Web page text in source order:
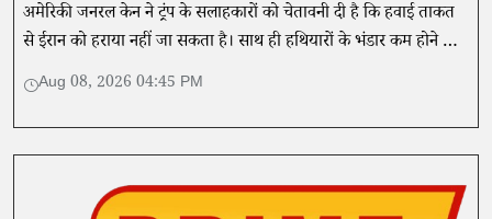
अमेरिकी जनरल केन ने ट्रंप के सलाहकारों को चेतावनी दी है कि हवाई ताकत
से ईरान को हराया नहीं जा सकता है। साथ ही हथियारों के भंडार कम होने के
साथ ही वे इस रणनीति से बाहर निकलने का रास्ता तलाश रहे हैं।
Aug 08, 2026 04:45 PM